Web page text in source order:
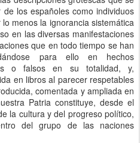
los españoles como individuos
menos la ignorancia sistemática
en las diversas manifestaciones
que en todo tiempo se han
para ello en hechos
o falsos en su totalidad, y,
en libros al parecer respetables
comentada y ampliada en
Patria constituye, desde el
la cultura y del progreso político,
del grupo de las naciones